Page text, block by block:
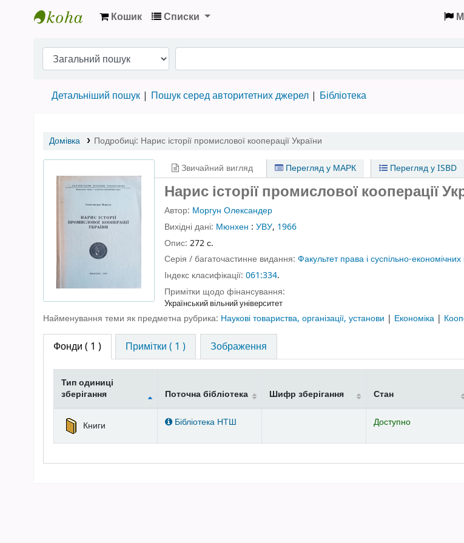
Кошик Списки
Детальніший пошук Пошук серед авторитетних джерел Бібліотека
Домівка Подробиці: Нарис історії промислової кооперації України
Звичайний вигляд Перегляд у МАРК Перегляд у ISBD
Нарис історії промислової кооперації
Автор: Моргун Олександер
Вихідні дані: Мюнхен : УВУ, 1966
Опис: 272 с.
Серія / багаточастинне видання: Факультет права і суспільно-економічних
Індекс класифікації: 061:334.
Примітки щодо фінансування:
Український вільний університет
Найменування теми як предметна рубрика: Наукові товариства, організації, установи | Економіка |
Фонди ( 1 ) Примітки ( 1 ) Зображення
Тип одиниці
зберігання
Поточна бібліотека Шифр зберігання Стан
Книги Бібліотека НТШ Доступно